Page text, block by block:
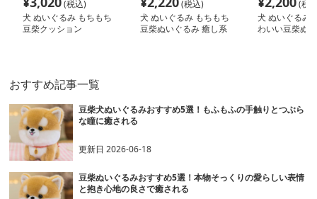
(税込)
犬 ぬいぐるみ もちもち
豆柴クッション
(税込)
犬 ぬいぐるみ もちもち
豆柴ぬいぐるみ 癒し系
(税
犬 ぬいぐるみ
わいい豆柴ぬ
おすすめ記事一覧
豆柴犬ぬいぐるみおすすめ5選！もふもふの手触りとつぶら
な瞳に癒される
更新日2026-06-18
豆柴ぬいぐるみおすすめ5選！本物そっくりの愛らしい表情
と抱き心地の良さで癒される